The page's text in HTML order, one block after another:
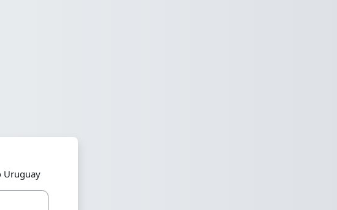
en Aula Virtual - Universidad